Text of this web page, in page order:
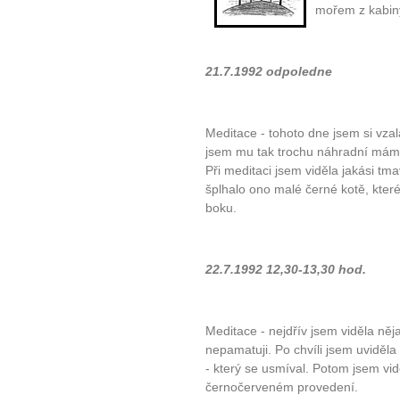
10 tipů
...
Jak mít více energie
Jak vnést do života
mořem z
21.7.1992 odpoledne
Meditace - tohoto dne jsem si
jsem mu tak trochu náhradní
Při meditaci jsem viděla jakási
šplhalo ono malé černé kotě,
boku.
22.7.1992 12,30-13,30 hod.
Meditace - nejdřív jsem viděla
nepamatuji. Po chvíli jsem
- který se usmíval. Potom jsem
černočerveném provedení.